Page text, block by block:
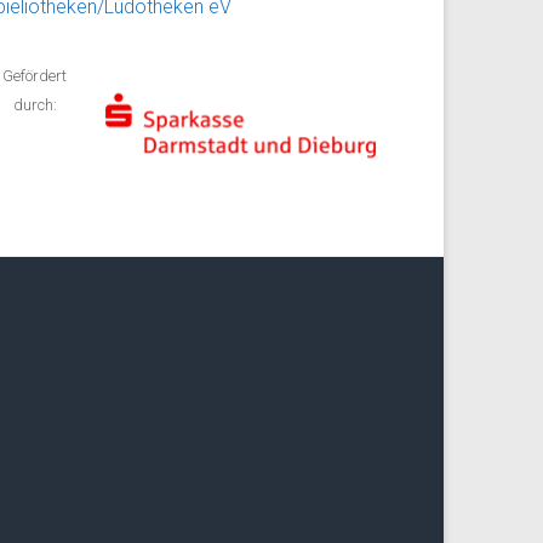
Ludotheken eV
Gefördert
durch: